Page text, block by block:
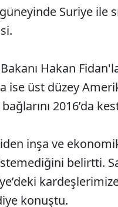
Suriye ile
Hakan
ise üst düzey
2016’da
inşa ve
belirtti.
konuştu.